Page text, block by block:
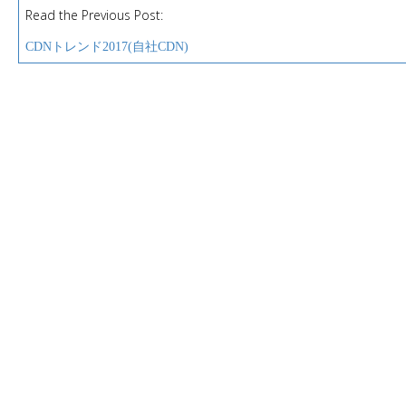
P
o
s
Read the Previous Post:
CDNトレンド2017(自社CDN)